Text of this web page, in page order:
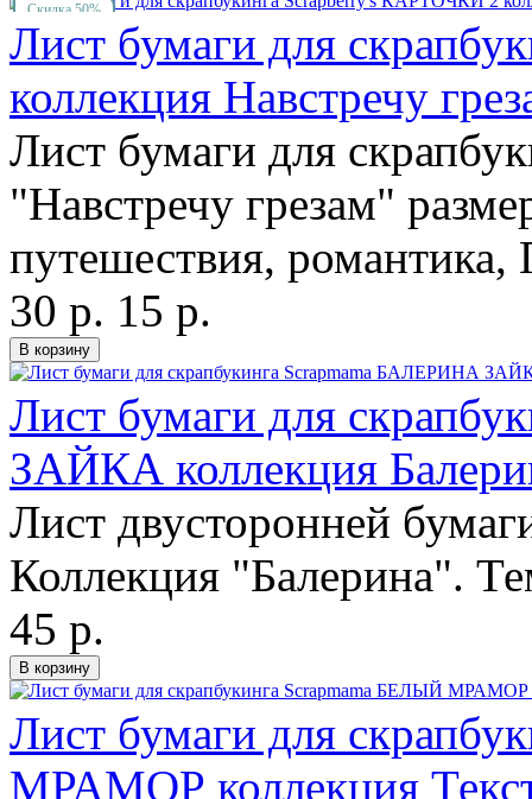
Скидка 50%
Лист бумаги для
коллекция Навстречу
Лист бумаги для
"Навстречу грезам"
путешествия,
30 р. 15 р.
Лист бумаги для
ЗАЙКА коллекция
Лист двусторонней
Коллекция "Балерина".
45 р.
Лист бумаги для
МРАМОР коллекция